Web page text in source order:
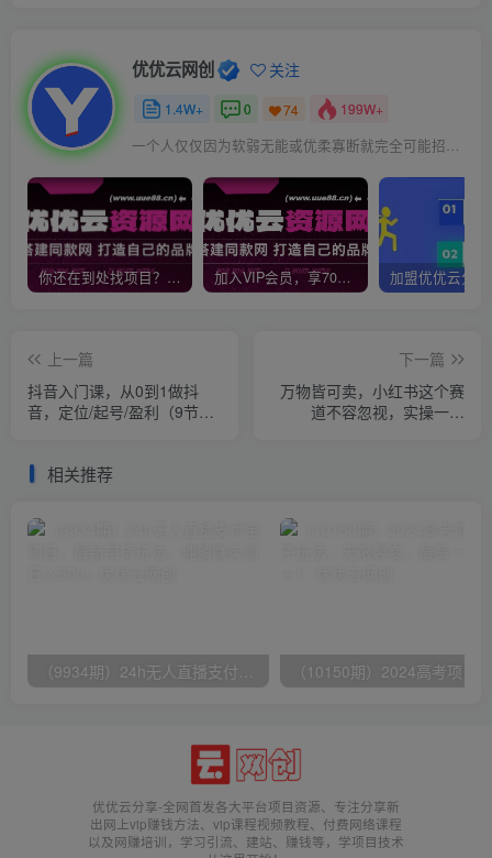
优优云网创 关注
1.4W+ 0 74 199W+
一个人仅仅因为软弱无能或优柔寡断就完全可能招致痛苦
你还在到处找项目？还在当韭菜？我靠网创资源站一个月收入5万+，曾经我也是个失败者。 加入VIP会员，享70%的推广提成，免费学习多种网上创业课程，菜鸟秒变大神！
上一篇
抖音入门课，从0到1做抖
音，定位/起号/盈利（9节
下一篇
万物皆可卖，小红书这个赛
道不容忽视，实操一天
相关推荐
优优云分享-全网首发各大平台项目资源、专注分享新
出网上vip赚钱方法、vip课程视频教程、付费网络课程
以及网赚培训，学习引流、建站、赚钱等，学项目技术